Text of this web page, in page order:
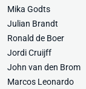
Mika Godts
Julian Brandt
Ronald de Boer
Jordi Cruijff
John van den Brom
Marcos Leonardo